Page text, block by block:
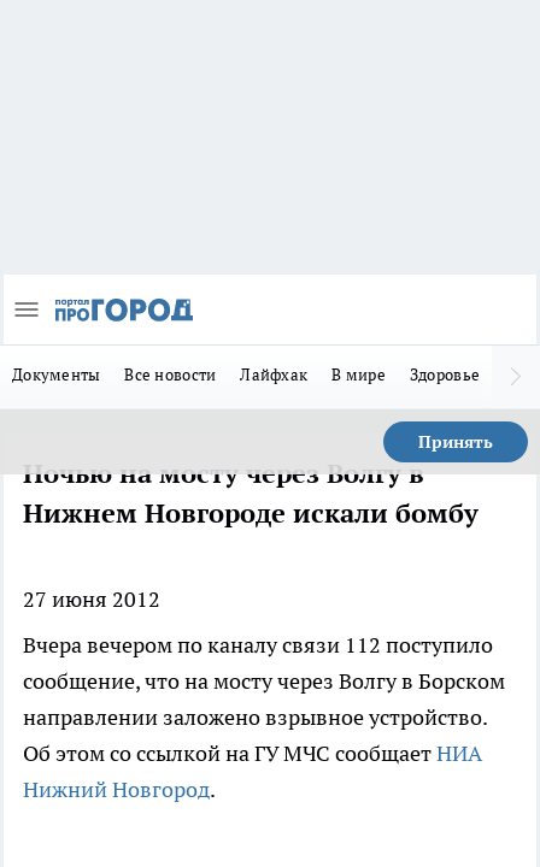
Документы Все новости Лайфхак В мире Здоровье
Принять
Ночью на мосту через Волгу в
Нижнем Новгороде искали бомбу
27 июня 2012
Вчера вечером по каналу связи 112 поступило
сообщение, что на мосту через Волгу в Борском
направлении заложено взрывное устройство.
Об этом со ссылкой на ГУ МЧС сообщаетНИА
Нижний Новгород.